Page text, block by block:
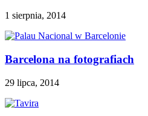
1 sierpnia, 2014
Barcelona na fotografiach
29 lipca, 2014